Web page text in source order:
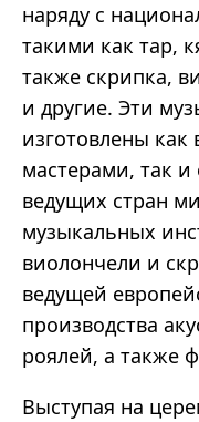
наряду с
такими как тар,
также скрипка,
и другие. Эти
изготовлены
мастерами, так
ведущих стран
музыкальных
виолончели и
ведущей
производства
роялей, а также
Выступая на